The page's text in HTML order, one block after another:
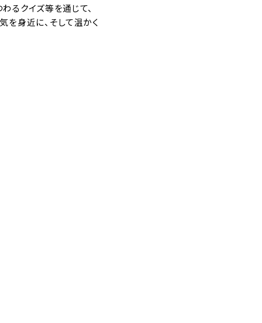
るクイズ等を通じて、
を身近に、そして温かく